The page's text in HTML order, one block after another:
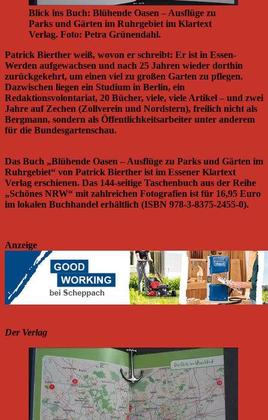
Blick ins Buch: Blühende Oasen – Ausflüge zu
Parks und Gärten im Ruhrgebiet im Klartext
Verlag. Foto: Petra Grünendahl.
Patrick Bierther weiß, wovon er schreibt: Er ist in Essen-
Werden aufgewachsen und nach 25 Jahren wieder dorthin
zurückgekehrt, um einen viel zu großen Garten zu pflegen.
Dazwischen liegen ein Studium in Berlin, ein
Redaktionsvolontariat, 20 Bücher, viele, viele Artikel – und zwei
Jahre auf Zechen (Zollverein und Nordstern), freilich nicht als
Bergmann, sondern als Öffentlichkeitsarbeiter unter anderem
für die Bundesgartenschau.
Das Buch „Blühende Oasen – Ausflüge zu Parks und Gärten im
Ruhrgebiet“ von Patrick Bierther ist im Essener Klartext
Verlag erschienen. Das 144-seitige Taschenbuch aus der Reihe
„Schönes NRW“ mit zahlreichen Fotografien ist für 16,95 Euro
im lokalen Buchhandel erhältlich (ISBN 978-3-8375-2455-0).
Anzeige
Der Verlag